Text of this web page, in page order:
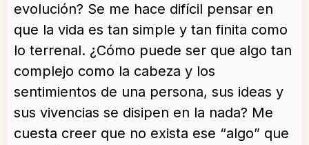
evolución? Se me hace difícil pensar en
que la vida es tan simple y tan finita como
lo terrenal. ¿Cómo puede ser que algo tan
complejo como la cabeza y los
sentimientos de una persona, sus ideas y
sus vivencias se disipen en la nada? Me
cuesta creer que no exista ese “algo” que